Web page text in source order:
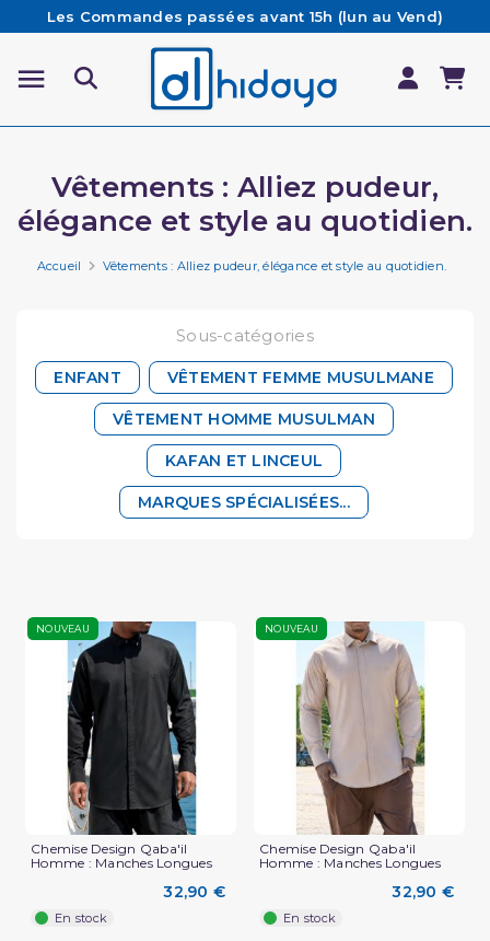
Les Commandes passées avant 15h (lun au Vend)
sont préparées et expédiées le jour même
Besoin d'aide ? Retrouvez notre FAQ
Livraison offerte à partir de 65€ d'achat*
Vêtements : Alliez pudeur,
élégance et style au quotidien.
Accueil Vêtements : Alliez pudeur, élégance et style au quotidien.
Sous-catégories
ENFANT VÊTEMENT FEMME MUSULMANE
VÊTEMENT HOMME MUSULMAN
KAFAN ET LINCEUL
MARQUES SPÉCIALISÉES...
NOUVEAU
Chemise Design Qaba'il
Homme : Manches Longues
32,90 €
En stock
NOUVEAU
Chemise Design Qaba'il
Homme : Manches Longues
32,90 €
En stock